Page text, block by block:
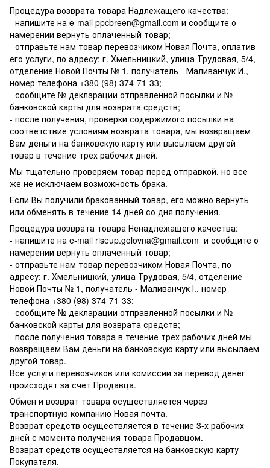
Процедура возврата товара Надлежащего качества:
- напишите на e-mail ppcbreen@gmail.com и сообщите о
намерении вернуть оплаченный товар;
- отправьте нам товар перевозчиком Новая Почта, оплатив
его услуги, по адресу: г. Хмельницкий, улица Трудовая, 5/4,
отделение Новой Почты № 1, получатель - Маливанчук И.,
номер телефона +380 (98) 374-71-33;
- сообщите № декларации отправленной посылки и №
банковской карты для возврата средств;
- после получения, проверки содержимого посылки на
соответствие условиям возврата товара, мы возвращаем
Вам деньги на банковскую карту или высылаем другой
товар в течение трех рабочих дней.
Мы тщательно проверяем товар перед отправкой, но все
же не исключаем возможность брака.
Если Вы получили бракованный товар, его можно вернуть
или обменять в течение 14 дней со дня получения.
Процедура возврата товара Ненадлежащего качества:
- напишите на e-mail riseup.golovna@gmail.com и сообщите о
намерении вернуть оплаченный товар;
- отправьте нам товар перевозчиком Новая Почта, по
адресу: г. Хмельницкий, улица Трудовая, 5/4, отделение
Новой Почты № 1, получатель - Маливанчук І., номер
телефона +380 (98) 374-71-33;
- сообщите № декларации отправленной посылки и №
банковской карты для возврата средств;
- после получения товара в течение трех рабочих дней мы
возвращаем Вам деньги на банковскую карту или высылаем
другой товар.
Все услуги перевозчиков или комиссии за перевод денег
происходят за счет Продавца.
Обмен и возврат товара осуществляется через
транспортную компанию Новая почта.
Возврат средств осуществляется в течение 3-х рабочих
дней с момента получения товара Продавцом.
Возврат средств осуществляется на банковскую карту
Покупателя.